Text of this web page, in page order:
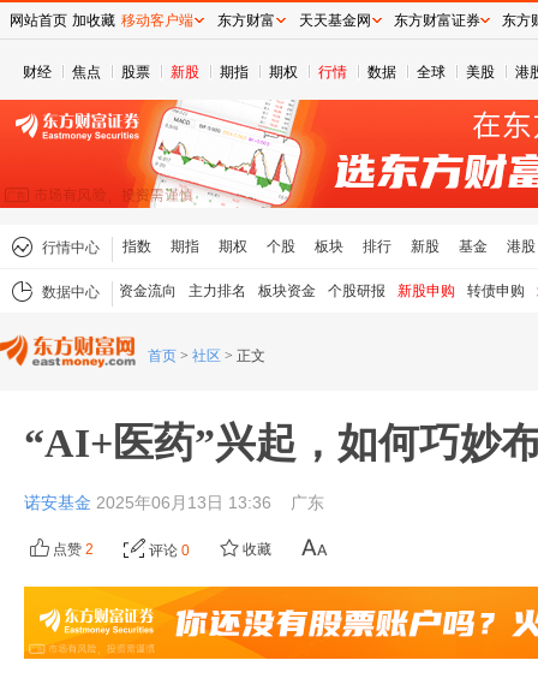
财经 焦点 股票 新股 期指 期权 行情 数据 全球 美股 港
行情中心 指数 期指 期权 个股 板块 排行 新股 基金 港股
数据中心 资金流向 主力排名 板块资金 个股研报 新股申购 转债申购
首页 > 社区 > 正文
“AI+医药”兴起，如何巧妙
诺安基金 2025年06月13日 13:36 广东
点赞 2 评论 0 收藏
网站首页 加收藏 移动客户端 东方财富 天天基金网 东方财富证券 东方